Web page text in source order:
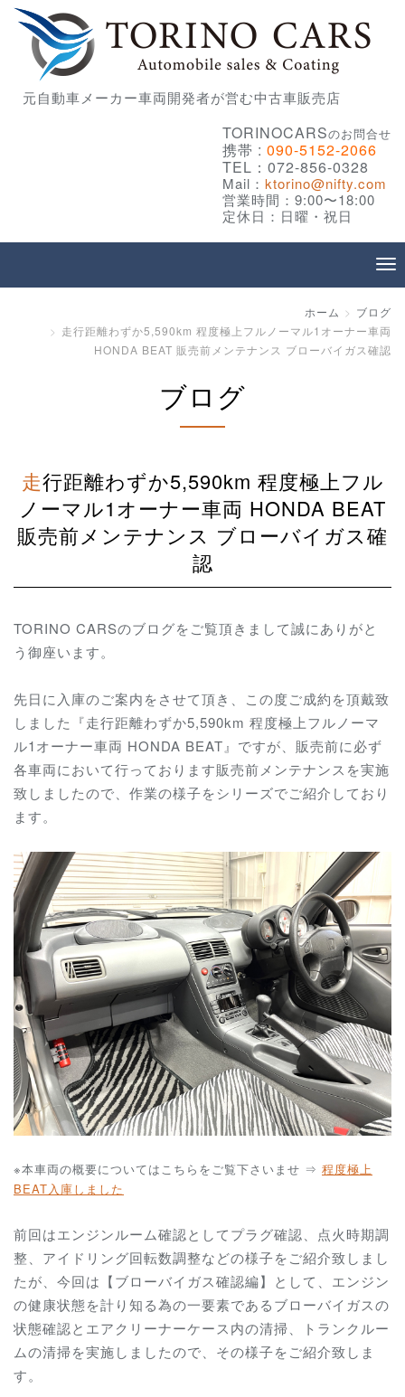
元自動車メーカー車両開発者が営む中古車販売店
TORINOCARSのお問合せ
携帯 : 090-5152-2066
TEL：072-856-0328
Mail： ktorino@nifty.com
営業時間：9:00〜18:00
定休日：日曜・祝日
ホーム
ブログ
走行距離わずか5,590km 程度極上フルノーマル1オーナー車両
HONDA BEAT 販売前メンテナンス ブローバイガス確認
ブログ
走行距離わずか5,590km 程度極上フル
ノーマル1オーナー車両 HONDA BEAT
販売前メンテナンス ブローバイガス確
認
TORINO CARSのブログをご覧頂きまして誠にありがと
う御座います。
先日に入庫のご案内をさせて頂き、この度ご成約を頂戴致
しました『走行距離わずか5,590km 程度極上フルノーマ
ル1オーナー車両 HONDA BEAT』ですが、販売前に必ず
各車両において行っております販売前メンテナンスを実施
致しましたので、作業の様子をシリーズでご紹介しており
ます。
※本車両の概要についてはこちらをご覧下さいませ ⇒ 程度極上
BEAT入庫しました
前回はエンジンルーム確認としてプラグ確認、点火時期調
整、アイドリング回転数調整などの様子をご紹介致しまし
たが、今回は【ブローバイガス確認編】として、エンジン
の健康状態を計り知る為の一要素であるブローバイガスの
状態確認とエアクリーナーケース内の清掃、トランクルー
ムの清掃を実施しましたので、その様子をご紹介致しま
す。